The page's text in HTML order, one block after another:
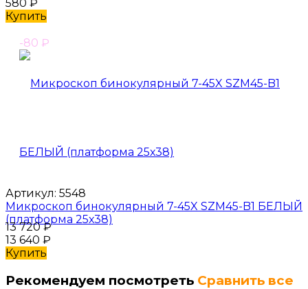
580 ₽
Купить
-80 ₽
Артикул: 5548
Микроскоп бинокулярный 7-45X SZM45-B1 БЕЛЫЙ
(платформа 25х38)
13 720₽
13 640 ₽
Купить
Рекомендуем посмотреть Сравнить все